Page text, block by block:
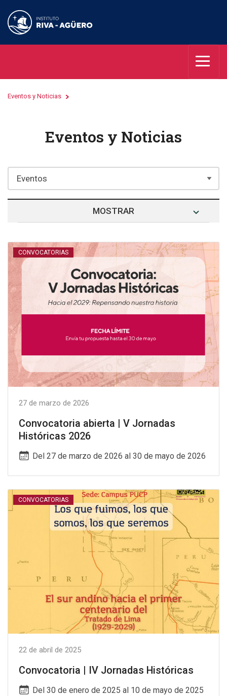
Eventos y Noticias
Eventos y Noticias
MOSTRAR
CONVOCATORIAS
27 de marzo de 2026
Convocatoria abierta | V Jornadas
Históricas 2026
Del 27 de marzo de 2026 al 30 de mayo de 2026
CONVOCATORIAS
22 de abril de 2025
Convocatoria | IV Jornadas Históricas
Del 30 de enero de 2025 al 10 de mayo de 2025